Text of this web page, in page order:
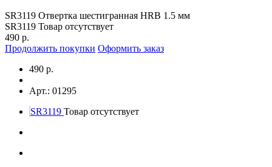
SR3119 Отвертка шестигранная HRB 1.5 мм
SR3119 Товар отсутствует
490 р.
Продолжить покупки Оформить заказ
490 р.
Арт.: 01295
SR3119 Товар отсутствует